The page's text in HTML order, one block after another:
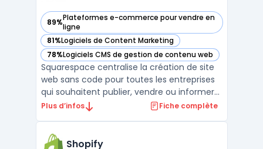
89%Plateformes e-commerce pour vendre en
ligne
— voir Squarespace dans cette catégorie
81%Logiciels de Content Marketing
— voir Squarespace dans cette catégorie
78%Logiciels CMS de gestion de contenu web
— voir Squarespace dans cette catégorie
Squarespace centralise la création de site
web sans code pour toutes les entreprises
qui souhaitent publier, vendre ou informer
en ligne sans expertise technique interne.
gérer un blog ou un portfolio, suivre l’activ ...
Plus d’infos Fiche complète
Shopify